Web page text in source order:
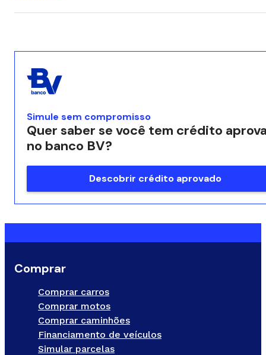
Simule sem compromisso
Quer saber se você tem crédito
no banco BV?
Descobrir crédito aprovado
Comprar
Comprar carros
Comprar motos
Comprar caminhões
Financiamento de veículos
Simular parcelas